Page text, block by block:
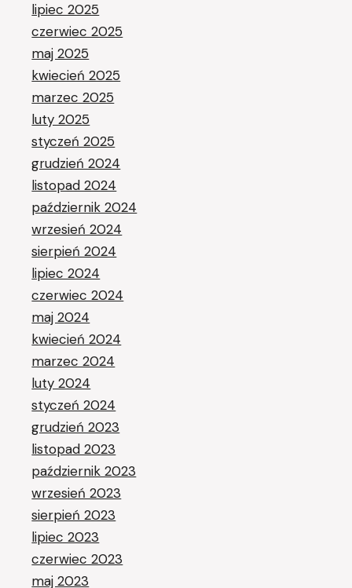
lipiec 2025
czerwiec 2025
maj 2025
kwiecień 2025
marzec 2025
luty 2025
styczeń 2025
grudzień 2024
listopad 2024
październik 2024
wrzesień 2024
sierpień 2024
lipiec 2024
czerwiec 2024
maj 2024
kwiecień 2024
marzec 2024
luty 2024
styczeń 2024
grudzień 2023
listopad 2023
październik 2023
wrzesień 2023
sierpień 2023
lipiec 2023
czerwiec 2023
maj 2023